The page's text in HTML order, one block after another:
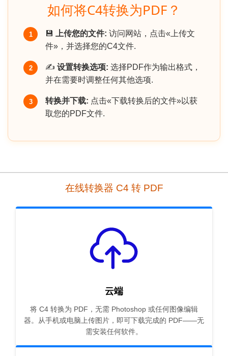
如何将C4转换为PDF？
1 💾 上传您的文件: 访问网站，点击«上传文
件»，并选择您的C4文件.
2 ✍️ 设置转换选项: 选择PDF作为输出格式，
并在需要时调整任何其他选项.
3 转换并下载: 点击«下载转换后的文件»以获
取您的PDF文件.
在线转换器 C4 转 PDF
云端
将 C4 转换为 PDF，无需 Photoshop 或任何图像编辑
器。从手机或电脑上传图片，即可下载完成的 PDF——无
需安装任何软件。